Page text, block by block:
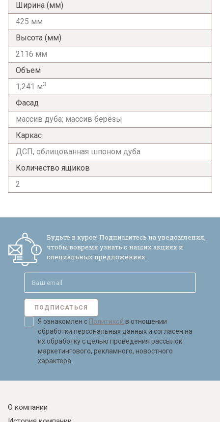
Я ознакомлен сПолитикойв отношении
обработки персональных данных и
согласен на их обработку.
Ширина (мм)
425 мм
Высота (мм)
2116 мм
Объем
1,241 м3
Фасад
массив дуба; массив берёзы
Каркас
ДСП, облицованная шпоном дуба
Количество ящиков
2
Будьте в курсе! Подпишитесь на уведомления,
чтобы вовремя узнать о наших акциях и
специальных предложениях.
ПОДПИСАТЬСЯ
Я ознакомлен с Политикой в отношении
обработки персональных данных и согласен на
их обработку с целью проведения рассылок
маркетингового, рекламного, новостного
характера.
О компании